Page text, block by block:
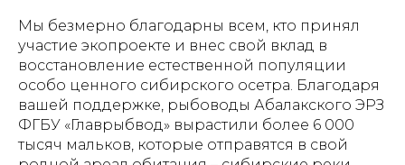
Мы безмерно благодарны всем, кто принял
участие экопроекте и внес свой вклад в
восстановление естественной популяции
особо ценного сибирского осетра. Благодаря
вашей поддержке, рыбоводы Абалакского ЭРЗ
ФГБУ «Главрыбвод» вырастили более 6 000
тысяч мальков, которые отправятся в свой